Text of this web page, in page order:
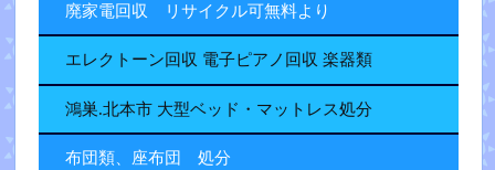
廃家電回収 リサイクル可無料より
エレクトーン回収 電子ピアノ回収 楽器類
鴻巣.北本市 大型ベッド・マットレス処分
布団類、座布団 処分